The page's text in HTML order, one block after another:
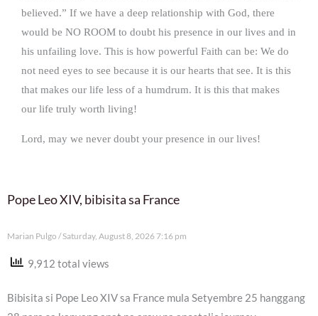
believed.” If we have a deep relationship with God, there
would be NO ROOM to doubt his presence in our lives and in
his unfailing love. This is how powerful Faith can be: We do
not need eyes to see because it is our hearts that see. It is this
that makes our life less of a humdrum. It is this that makes
our life truly worth living!
Lord, may we never doubt your presence in our lives!
Pope Leo XIV, bibisita sa France
Marian Pulgo Saturday, August 8, 2026 7:16 pm
9,912 total views
Bibisita si Pope Leo XIV sa France mula Setyembre 25 hanggang